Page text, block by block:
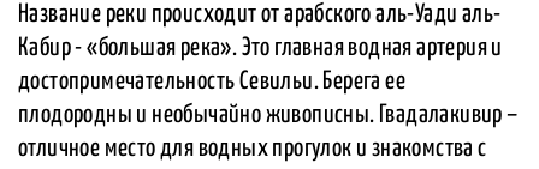
Название реки происходит от арабского аль-Уади аль-
Кабир - «большая река». Это главная водная артерия и
достопримечательность Севильи. Берега ее
плодородны и необычайно живописны. Гвадалакивир –
отличное место для водных прогулок и знакомства с